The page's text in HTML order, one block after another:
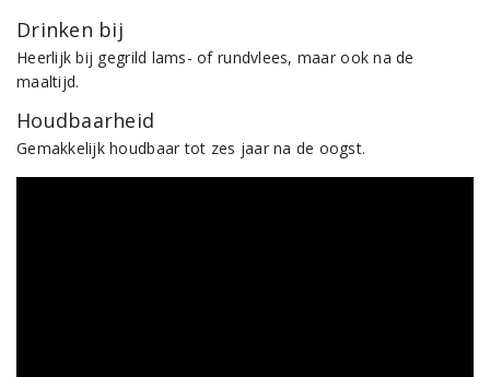
Drinken bij
Heerlijk bij gegrild lams- of rundvlees, maar ook na de
maaltijd.
Houdbaarheid
Gemakkelijk houdbaar tot zes jaar na de oogst.